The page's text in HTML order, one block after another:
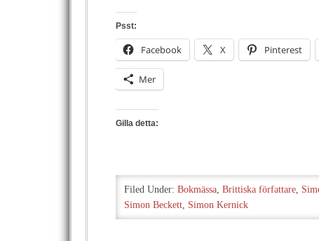
Psst:
Facebook X Pinterest
Mer
Gilla detta:
Filed Under: Bokmässa, Brittiska författare,
Simon Beckett, Simon Kernick